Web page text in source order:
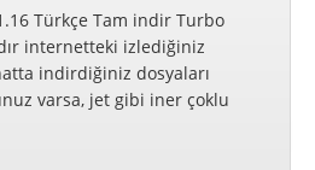
Türkçe Tam indir Turbo
internetteki izlediğiniz
indirdiğiniz dosyaları
varsa, jet gibi iner çoklu